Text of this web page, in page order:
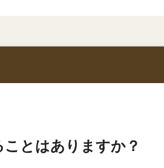
とはありますか？